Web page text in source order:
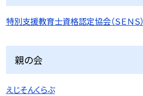
特別支援教育士資格認定協会（ＳＥＮＳ）
親の会
えじそんくらぶ